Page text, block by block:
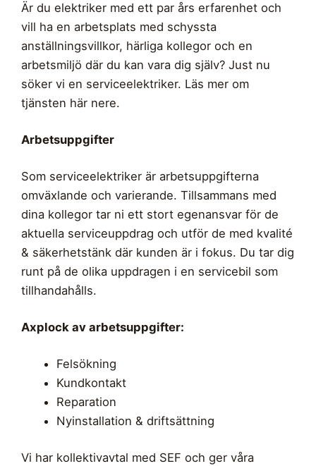
Är du elektriker med ett par års erfarenhet och
vill ha en arbetsplats med schyssta
anställningsvillkor, härliga kollegor och en
arbetsmiljö där du kan vara dig själv? Just nu
söker vi en serviceelektriker. Läs mer om
tjänsten här nere.
Arbetsuppgifter
Som serviceelektriker är arbetsuppgifterna
omväxlande och varierande. Tillsammans med
dina kollegor tar ni ett stort egenansvar för de
aktuella serviceuppdrag och utför de med kvalité
& säkerhetstänk där kunden är i fokus. Du tar dig
runt på de olika uppdragen i en servicebil som
tillhandahålls.
Axplock av arbetsuppgifter:
Felsökning
Kundkontakt
Reparation
Nyinstallation & driftsättning
Vi har kollektivavtal med SEF och ger våra